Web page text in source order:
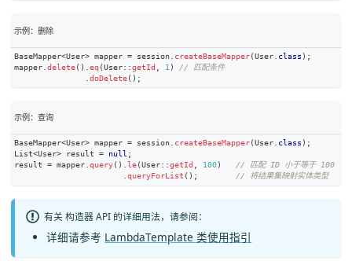
示例：删除
BaseMapper<User> mapper = session. createBaseMapper(User. class ) ;
mapper. delete( ) eq(User::getId 1 )
// 匹配条件
doDelete( ) ;
示例：查询
BaseMapper<User> mapper = session. createBaseMapper(User. class ) ;
List<User> result = null ;
result = mapper.query( ) . le(User::getId , 100)
// 匹配 ID 小于等于 100
.queryForList ( ) ; // 将结果集映射实体类型
有关 构造器 API 的详细用法，请参阅：
详细请参考 LambdaTemplate 类使用指引